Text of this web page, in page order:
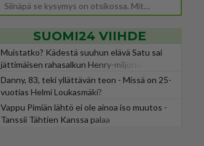
Siinäpä se kysymys on otsikossa. Mitäpä siis tuot/toisit pöytään parisuhteessa? Oletko mies vai nainen? Koetko sen mitä
SUOMI24 VIIHDE
Muistatko? Kädestä suuhun elävä Satu sai
jättimäisen rahasalkun Henry-miljonääriltä
Danny, 83, teki yllättävän teon - Missä on 25-
vuotias Helmi Loukasmäki?
Vappu Pimiän lähtö ei ole ainoa iso muutos -
Tanssii Tähtien Kanssa palaa